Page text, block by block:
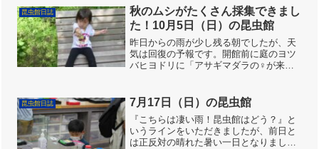
そんな中、昆虫大好き少年・少女が次々
と来館してくれました。 ...
昆虫館日誌
秋のムシがたくさん採集できまし
た！10月5日（日）の昆虫館
昨日からの雨が少し残る朝でしたが、天
気は回復の予報です。開館前に庭のヨツ
バヒヨドリに「アサギマダラの♀が来
うです。網舎のカラスアゲハ幼虫は終齢
になりました。カラスアゲハ...
昆虫館日誌 7月17日（日）の昆虫館
『こちらは凄い雨！昆虫館はどう？』と
いうラインをいただきましたが、前日と
は正反対の晴れた暑い一日となりまし